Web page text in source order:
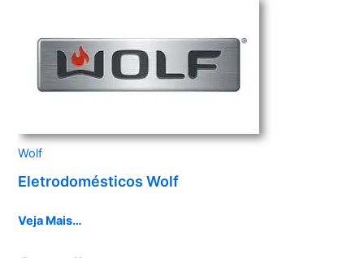
Wolf
Eletrodomésticos Wolf
Veja Mais…